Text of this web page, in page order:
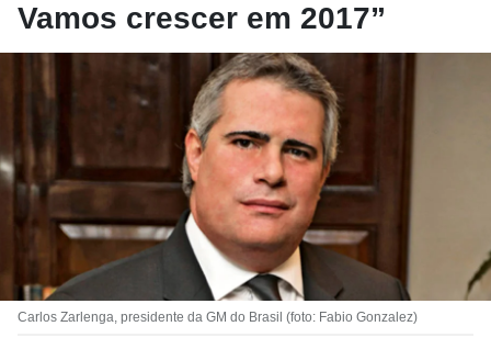
Vamos crescer em 2017”
Carlos Zarlenga, presidente da GM do Brasil (foto: Fabio Gonzalez)